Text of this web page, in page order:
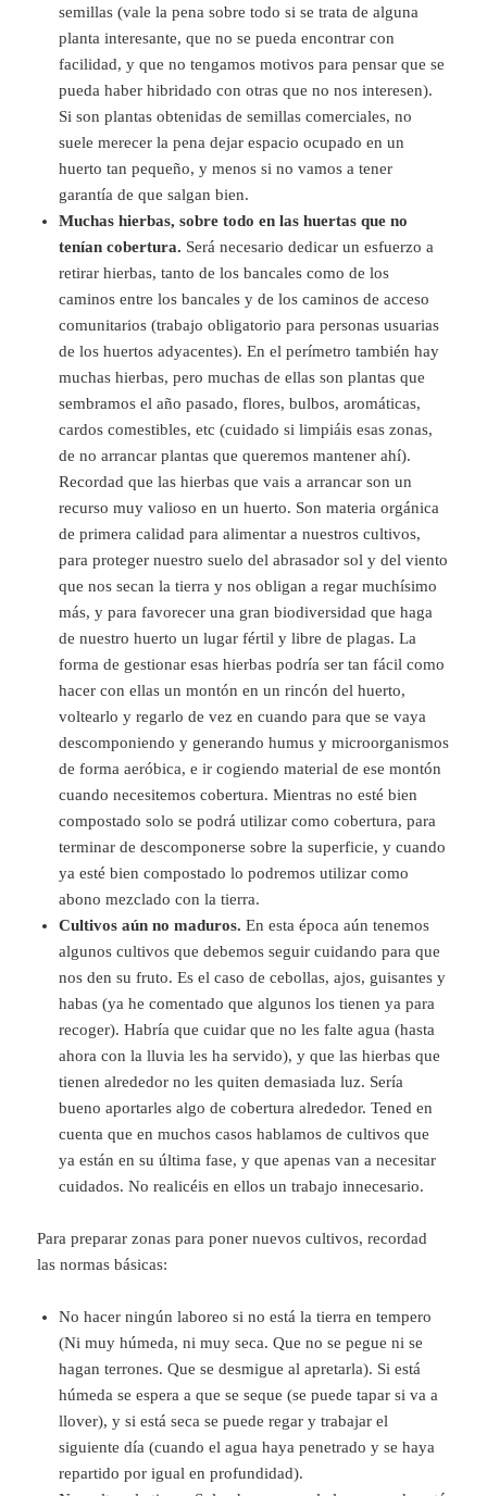
semillas (vale la pena sobre todo si se trata de alguna
planta interesante, que no se pueda encontrar con
facilidad, y que no tengamos motivos para pensar que se
pueda haber hibridado con otras que no nos interesen).
Si son plantas obtenidas de semillas comerciales, no
suele merecer la pena dejar espacio ocupado en un
huerto tan pequeño, y menos si no vamos a tener
garantía de que salgan bien.
Muchas hierbas, sobre todo en las huertas que no
tenían cobertura. Será necesario dedicar un esfuerzo a
retirar hierbas, tanto de los bancales como de los
caminos entre los bancales y de los caminos de acceso
comunitarios (trabajo obligatorio para personas usuarias
de los huertos adyacentes). En el perímetro también hay
muchas hierbas, pero muchas de ellas son plantas que
sembramos el año pasado, flores, bulbos, aromáticas,
cardos comestibles, etc (cuidado si limpiáis esas zonas,
de no arrancar plantas que queremos mantener ahí).
Recordad que las hierbas que vais a arrancar son un
recurso muy valioso en un huerto. Son materia orgánica
de primera calidad para alimentar a nuestros cultivos,
para proteger nuestro suelo del abrasador sol y del viento
que nos secan la tierra y nos obligan a regar muchísimo
más, y para favorecer una gran biodiversidad que haga
de nuestro huerto un lugar fértil y libre de plagas. La
forma de gestionar esas hierbas podría ser tan fácil como
hacer con ellas un montón en un rincón del huerto,
voltearlo y regarlo de vez en cuando para que se vaya
descomponiendo y generando humus y microorganismos
de forma aeróbica, e ir cogiendo material de ese montón
cuando necesitemos cobertura. Mientras no esté bien
compostado solo se podrá utilizar como cobertura, para
terminar de descomponerse sobre la superficie, y cuando
ya esté bien compostado lo podremos utilizar como
abono mezclado con la tierra.
Cultivos aún no maduros. En esta época aún tenemos
algunos cultivos que debemos seguir cuidando para que
nos den su fruto. Es el caso de cebollas, ajos, guisantes y
habas (ya he comentado que algunos los tienen ya para
recoger). Habría que cuidar que no les falte agua (hasta
ahora con la lluvia les ha servido), y que las hierbas que
tienen alrededor no les quiten demasiada luz. Sería
bueno aportarles algo de cobertura alrededor. Tened en
cuenta que en muchos casos hablamos de cultivos que
ya están en su última fase, y que apenas van a necesitar
cuidados. No realicéis en ellos un trabajo innecesario.
Para preparar zonas para poner nuevos cultivos, recordad
las normas básicas:
No hacer ningún laboreo si no está la tierra en tempero
(Ni muy húmeda, ni muy seca. Que no se pegue ni se
hagan terrones. Que se desmigue al apretarla). Si está
húmeda se espera a que se seque (se puede tapar si va a
llover), y si está seca se puede regar y trabajar el
siguiente día (cuando el agua haya penetrado y se haya
repartido por igual en profundidad).